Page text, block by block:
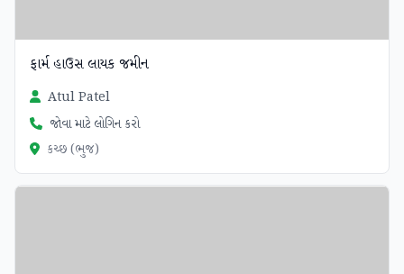
ફાર્મ હાઉસ લાયક જમીન
Atul Patel
જોવા માટે લોગિન કરો
કચ્છ (ભુજ)